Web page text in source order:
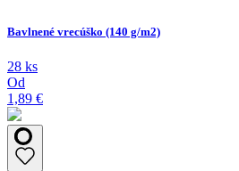
Bavlnené vrecúško (140 g/m2)
28 ks
Od
1,89 €